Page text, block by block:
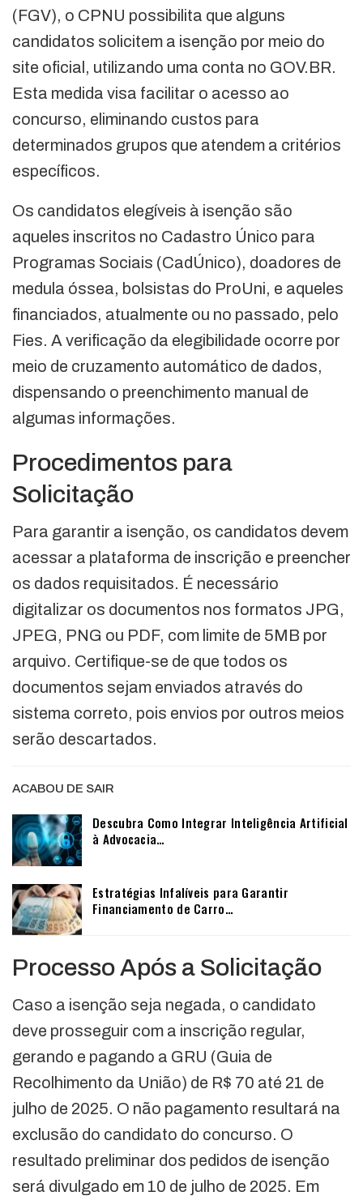
(FGV), o CPNU possibilita que alguns
candidatos solicitem a isenção por meio do
site oficial, utilizando uma conta no GOV.BR.
Esta medida visa facilitar o acesso ao
concurso, eliminando custos para
determinados grupos que atendem a critérios
específicos.
Os candidatos elegíveis à isenção são
aqueles inscritos no Cadastro Único para
Programas Sociais (CadÚnico), doadores de
medula óssea, bolsistas do ProUni, e aqueles
financiados, atualmente ou no passado, pelo
Fies. A verificação da elegibilidade ocorre por
meio de cruzamento automático de dados,
dispensando o preenchimento manual de
algumas informações.
Procedimentos para
Solicitação
Para garantir a isenção, os candidatos devem
acessar a plataforma de inscrição e preencher
os dados requisitados. É necessário
digitalizar os documentos nos formatos JPG,
JPEG, PNG ou PDF, com limite de 5MB por
arquivo. Certifique-se de que todos os
documentos sejam enviados através do
sistema correto, pois envios por outros meios
serão descartados.
ACABOU DE SAIR
Descubra Como Integrar Inteligência Artificial
à Advocacia…
Estratégias Infalíveis para Garantir
Financiamento de Carro…
Processo Após a Solicitação
Caso a isenção seja negada, o candidato
deve prosseguir com a inscrição regular,
gerando e pagando a GRU (Guia de
Recolhimento da União) de R$ 70 até 21 de
julho de 2025. O não pagamento resultará na
exclusão do candidato do concurso. O
resultado preliminar dos pedidos de isenção
será divulgado em 10 de julho de 2025. Em